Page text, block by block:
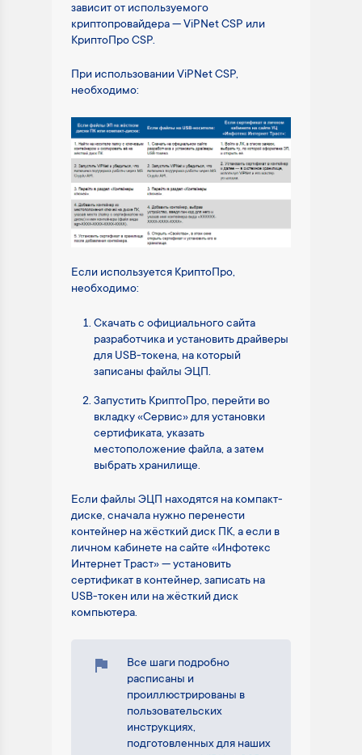
зависит от используемого
криптопровайдера — ViPNet CSP или
КриптоПро CSP.
При использовании ViPNet CSP,
необходимо:
Если используется КриптоПро,
необходимо:
Скачать с официального сайта
разработчика и установить драйверы
для USB-токена, на который
записаны файлы ЭЦП.
Запустить КриптоПро, перейти во
вкладку «Сервис» для установки
сертификата, указать
местоположение файла, а затем
выбрать хранилище.
Если файлы ЭЦП находятся на компакт-
диске, сначала нужно перенести
контейнер на жёсткий диск ПК, а если в
личном кабинете на сайте «Инфотекс
Интернет Траст» — установить
сертификат в контейнер, записать на
USB-токен или на жёсткий диск
компьютера.
Все шаги подробно
расписаны и
проиллюстрированы в
пользовательских
инструкциях,
подготовленных для наших